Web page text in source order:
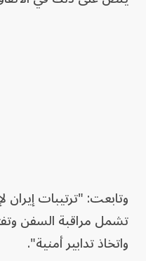
وتابعت: "ترتيبات
تشمل مراقبة السفن
واتخاذ تدابير أمنية".